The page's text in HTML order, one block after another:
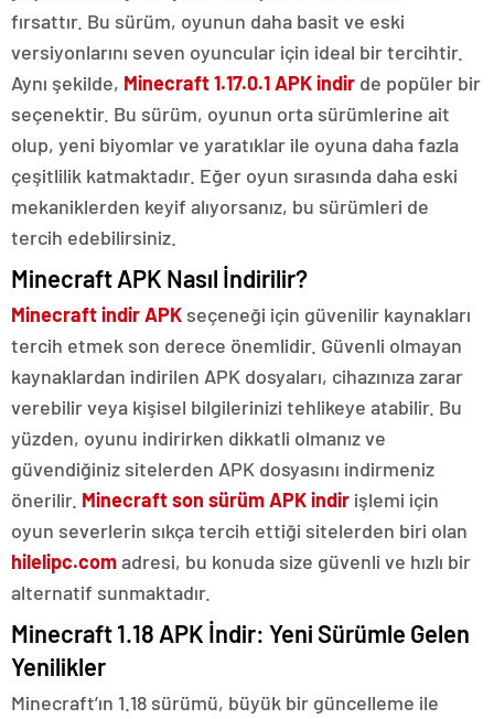
fırsattır. Bu sürüm, oyunun daha basit ve eski
versiyonlarını seven oyuncular için ideal bir tercihtir.
Aynı şekilde, Minecraft 1.17.0.1 APK indir de popüler bir
seçenektir. Bu sürüm, oyunun orta sürümlerine ait
olup, yeni biyomlar ve yaratıklar ile oyuna daha fazla
çeşitlilik katmaktadır. Eğer oyun sırasında daha eski
mekaniklerden keyif alıyorsanız, bu sürümleri de
tercih edebilirsiniz.
Minecraft APK Nasıl İndirilir?
Minecraft indir APK seçeneği için güvenilir kaynakları
tercih etmek son derece önemlidir. Güvenli olmayan
kaynaklardan indirilen APK dosyaları, cihazınıza zarar
verebilir veya kişisel bilgilerinizi tehlikeye atabilir. Bu
yüzden, oyunu indirirken dikkatli olmanız ve
güvendiğiniz sitelerden APK dosyasını indirmeniz
önerilir. Minecraft son sürüm APK indir işlemi için
oyun severlerin sıkça tercih ettiği sitelerden biri olan
hilelipc.comadresi, bu konuda size güvenli ve hızlı bir
alternatif sunmaktadır.
Minecraft 1.18 APK İndir: Yeni Sürümle Gelen
Yenilikler
Minecraft’ın 1.18 sürümü, büyük bir güncelleme ile